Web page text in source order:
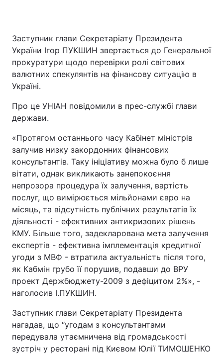
Заступник глави Секретаріату Президента
України Ігор ПУКШИН звертається до Генеральної
прокуратури щодо перевірки ролі світових
валютних спекулянтів на фінансову ситуацію в
Україні.
Про це УНІАН повідомили в прес-службі глави
держави.
«Протягом останнього часу Кабінет міністрів
залучив низку закордонних фінансових
консультантів. Таку ініціативу можна було б лише
вітати, однак викликають занепокоєння
непрозора процедура їх залучення, вартість
послуг, що вимірюється мільйонами євро на
місяць, та відсутність публічних результатів їх
діяльності - ефективних антикризових рішень
КМУ. Більше того, задекларована мета залучення
експертів - ефективна імплементація кредитної
угоди з МВФ - втратила актуальність після того,
як Кабмін грубо її порушив, подавши до ВРУ
проект Держбюджету-2009 з дефіцитом 2%», -
наголосив І.ПУКШИН.
Заступник глави Секретаріату Президента
нагадав, що “угодам з консультантами
передувала утаємничена від громадськості
зустріч у ресторані під Києвом Юлії ТИМОШЕНКО